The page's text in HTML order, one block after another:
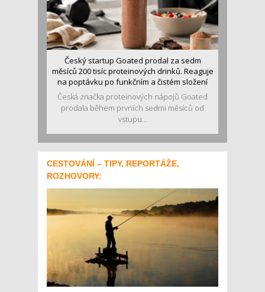
Český startup Goated prodal za sedm
měsíců 200 tisíc proteinových drinků. Reaguje
na poptávku po funkčním a čistém složení
Česká značka proteinových nápojů Goated
prodala během prvních sedmi měsíců od
vstupu...
CESTOVÁNÍ – TIPY, REPORTÁŽE,
ROZHOVORY: